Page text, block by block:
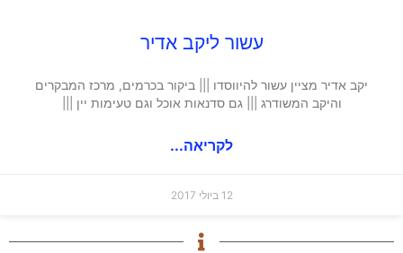
עשור ליקב אדיר
יקב אדיר מציין עשור להיווסדו ||| ביקור בכרמים, מרכז המבקרים
והיקב המשודרג ||| גם סדנאות אוכל וגם טעימות יין |||
לקריאה...
12 ביולי 2017